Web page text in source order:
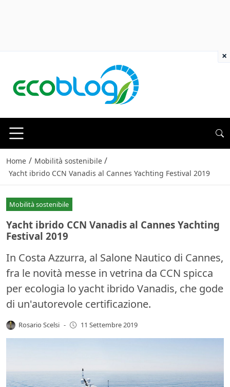
Home / Mobilità sostenibile /
Yacht ibrido CCN Vanadis al Cannes Yachting Festival 2019
Mobilità sostenibile
Yacht ibrido CCN Vanadis al Cannes Yachting
Festival 2019
In Costa Azzurra, al Salone Nautico di Cannes,
fra le novità messe in vetrina da CCN spicca
per ecologia lo yacht ibrido Vanadis, che gode
di un'autorevole certificazione.
Rosario Scelsi - 11 Settembre 2019
×